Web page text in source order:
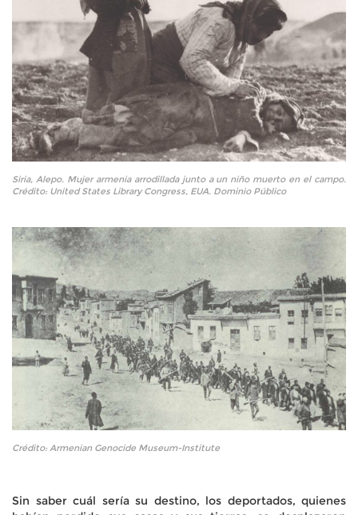
Siria, Alepo. Mujer armenia arrodillada junto a un niño muerto en el campo.
Crédito: United States Library Congress, EUA. Dominio Público
Crédito: Armenian Genocide Museum-Institute
Sin saber cuál sería su destino, los deportados, quienes